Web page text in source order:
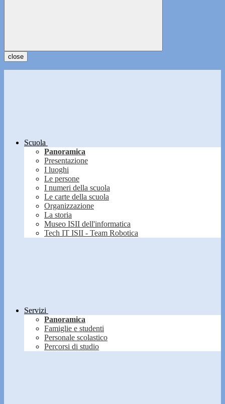
close
Scuola
Panoramica
Presentazione
I luoghi
Le persone
I numeri della scuola
Le carte della scuola
Organizzazione
La storia
Museo ISII dell'informatica
Tech IT ISII - Team Robotica
Servizi
Panoramica
Famiglie e studenti
Personale scolastico
Percorsi di studio